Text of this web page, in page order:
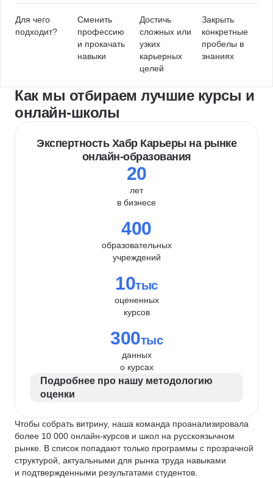
Для чего
подходит?
Сменить
профессию
и прокачать
навыки
Достичь
сложных или
узких
карьерных
целей
Закрыть
конкретные
пробелы в
знаниях
Как мы отбираем лучшие курсы и
онлайн-школы
Экспертность Хабр Карьеры на рынке
онлайн-образования
20
лет
в бизнесе
400
образовательных
учреждений
10тыс
оцененных
курсов
300тыс
данных
о курсах
Подробнее про нашу методологию
оценки
Чтобы собрать витрину, наша команда проанализировала
более 10 000 онлайн-курсов и школ на русскоязычном
рынке. В список попадают только программы с прозрачной
структурой, актуальными для рынка труда навыками
и подтвержденными результатами студентов.